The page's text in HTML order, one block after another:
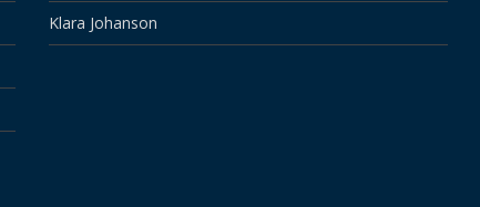
Klara Johanson